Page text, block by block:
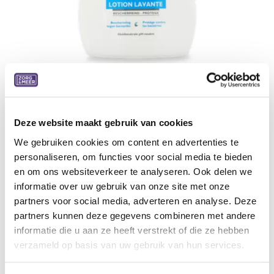
Deze website maakt gebruik van cookies
We gebruiken cookies om content en advertenties te
personaliseren, om functies voor social media te bieden
en om ons websiteverkeer te analyseren. Ook delen we
informatie over uw gebruik van onze site met onze
partners voor social media, adverteren en analyse. Deze
partners kunnen deze gegevens combineren met andere
informatie die u aan ze heeft verstrekt of die ze hebben
verzameld op basis van uw gebruik van hun services.
Handzeep Neoderm beschermend -
300 ml
4,69€
Aan winkelmandje toevoegen
Toevoegen aan verlanglijst